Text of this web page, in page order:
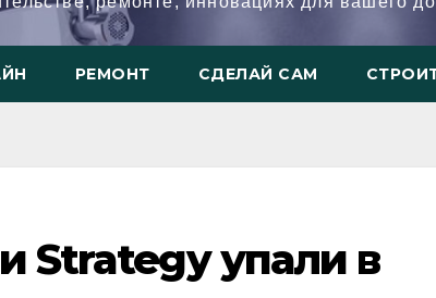
РЕМОНТ СДЕЛАЙ САМ
Strategy упали в